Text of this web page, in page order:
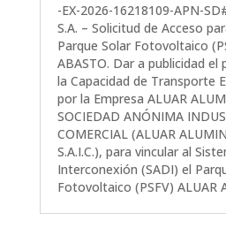
-EX-2026-16218109-APN-
S.A. – Solicitud de Acceso
Parque Solar Fotovoltaico
ABASTO. Dar a publicidad el
la Capacidad de Transporte
por la Empresa ALUAR
SOCIEDAD ANÓNIMA
COMERCIAL (ALUAR
S.A.I.C.), para vincular al
Interconexión (SADI) el
Fotovoltaico (PSFV) ALUAR